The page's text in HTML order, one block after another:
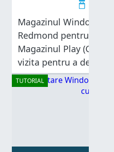
Magazinul Windows
Redmond pentru
Magazinul Play
vizita pentru a
noi sau pentru a
instalate deja. Deşi
TUTORIAL